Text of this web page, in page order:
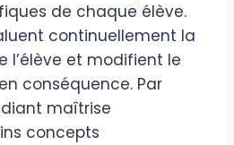
de chaque élève.
continuellement la
l’élève et modifient le
conséquence. Par
maîtrise
concepts